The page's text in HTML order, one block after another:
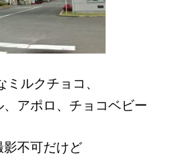
ルクチョコ、
、アポロ、チョコベビー
不可だけど